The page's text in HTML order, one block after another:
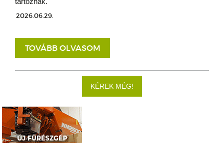
2026.06.29.
TOVÁBB OLVASOM
KÉREK MÉG!